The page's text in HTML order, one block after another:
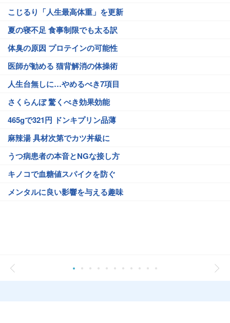
こじるり「人生最高体重」を更新
夏の寝不足 食事制限でも太る訳
体臭の原因 プロテインの可能性
医師が勧める 猫背解消の体操術
人生台無しに…やめるべき7項目
さくらんぼ 驚くべき効果効能
465gで321円 ドンキプリン品薄
麻辣湯 具材次第でカツ丼級に
うつ病患者の本音とNGな接し方
キノコで血糖値スパイクを防ぐ
メンタルに良い影響を与える趣味